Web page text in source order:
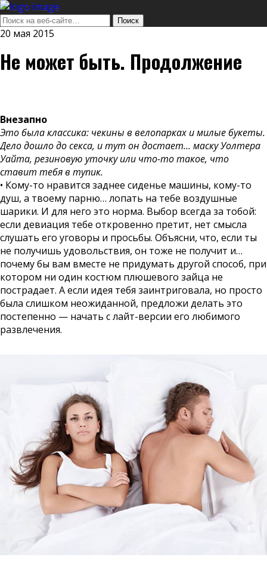
20 мая 2015
Не может быть. Продолжение
Внезапно
Это была классика: чекины в велопарках и милые букеты.
Дело дошло до секса, и тут он достает… маску Уолтера
Уайта, резиновую уточку или что-то такое, что
ставит тебя в тупик.
• Кому-то нравится заднее сиденье машины, кому-то
душ, а твоему парню… лопать на тебе воздушные
шарики. И для него это норма. Выбор всегда за тобой:
если девиация тебе откровенно претит, нет смысла
слушать его уговоры и просьбы. Объясни, что, если ты
не получишь удовольствия, он тоже не получит и…
почему бы вам вместе не придумать другой способ, при
котором ни один костюм плюшевого зайца не
пострадает. А если идея тебя заинтриговала, но просто
была слишком неожиданной, предложи делать это
постепенно — начать с лайт-версии его любимого
развлечения.